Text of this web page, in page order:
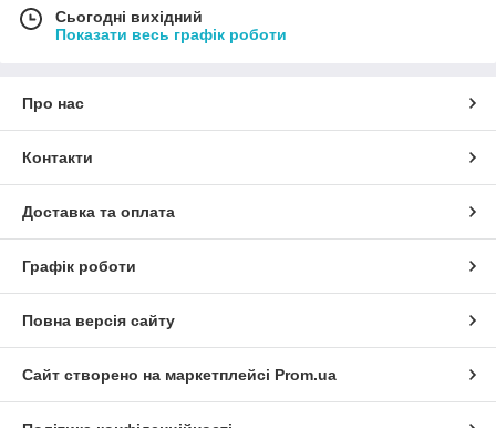
Сьогодні вихідний
Показати весь графік роботи
Про нас
Контакти
Доставка та оплата
Графік роботи
Повна версія сайту
Сайт створено на маркетплейсі Prom.ua